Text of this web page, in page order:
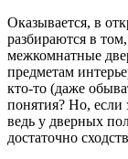
Оказывается, в
разбираются в
межкомнатные
предметам
кто‑то (даже
понятия? Но, если
ведь у дверных
достаточно